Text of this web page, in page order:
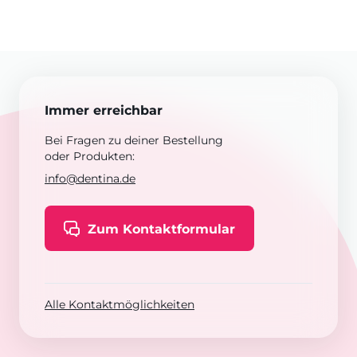
Immer erreichbar
Bei Fragen zu deiner Bestellung
oder Produkten:
info@dentina.de
Zum Kontaktformular
Alle Kontaktmöglichkeiten